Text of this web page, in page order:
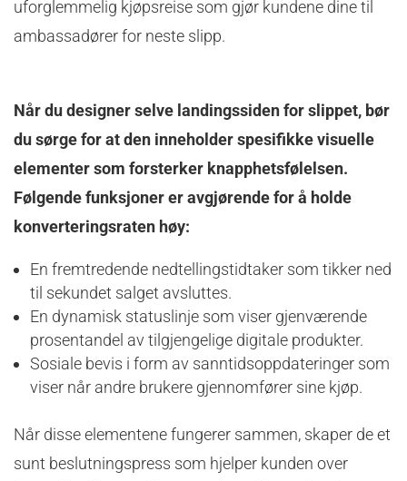
uforglemmelig kjøpsreise som gjør kundene dine til
ambassadører for neste slipp.
Når du designer selve landingssiden for slippet, bør
du sørge for at den inneholder spesifikke visuelle
elementer som forsterker knapphetsfølelsen.
Følgende funksjoner er avgjørende for å holde
konverteringsraten høy:
En fremtredende nedtellingstidtaker som tikker ned
til sekundet salget avsluttes.
En dynamisk statuslinje som viser gjenværende
prosentandel av tilgjengelige digitale produkter.
Sosiale bevis i form av sanntidsoppdateringer som
viser når andre brukere gjennomfører sine kjøp.
Når disse elementene fungerer sammen, skaper de et
sunt beslutningspress som hjelper kunden over